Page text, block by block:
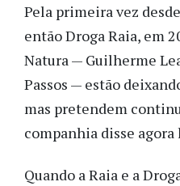
Pela primeira vez
então Droga Raia, em
Natura — Guilherme
Passos — estão
mas pretendem
companhia disse agora
Quando a Raia e a